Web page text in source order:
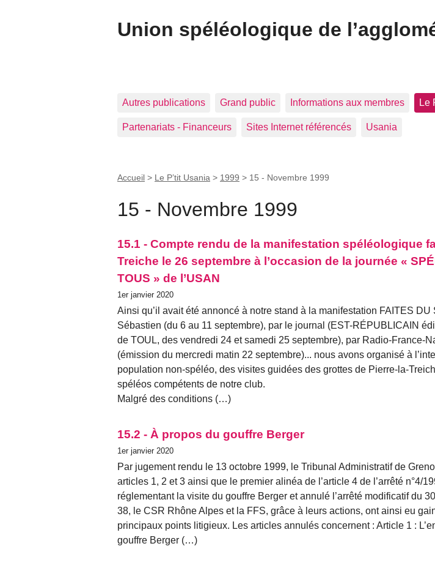
Union spéléologique de
Autres publications Grand public Informations aux membres Le
Partenariats - Financeurs Sites Internet référencés Usania
Accueil > Le P’tit Usania > 1999 > 15 - Novembre 1999
15 - Novembre 1999
15.1 - Compte rendu de la manifestation spéléologique
Treiche le 26 septembre à l’occasion de la journée «
TOUS » de l’USAN
1er janvier 2020
Ainsi qu’il avait été annoncé à notre stand à la manifestation FAITES DU
Sébastien (du 6 au 11 septembre), par le journal (EST-RÉPUBLICAIN
de TOUL, des vendredi 24 et samedi 25 septembre), par Radio-France-
(émission du mercredi matin 22 septembre)... nous avons organisé à
population non-spéléo, des visites guidées des grottes de Pierre-la-
spéléos compétents de notre club.
Malgré des conditions (…)
15.2 - À propos du gouffre Berger
1er janvier 2020
Par jugement rendu le 13 octobre 1999, le Tribunal Administratif de
articles 1, 2 et 3 ainsi que le premier alinéa de l’article 4 de l’arrêté n°4/
réglementant la visite du gouffre Berger et annulé l’arrêté modificatif du
38, le CSR Rhône Alpes et la FFS, grâce à leurs actions, ont ainsi eu
principaux points litigieux. Les articles annulés concernent : Article 1 :
gouffre Berger (…)